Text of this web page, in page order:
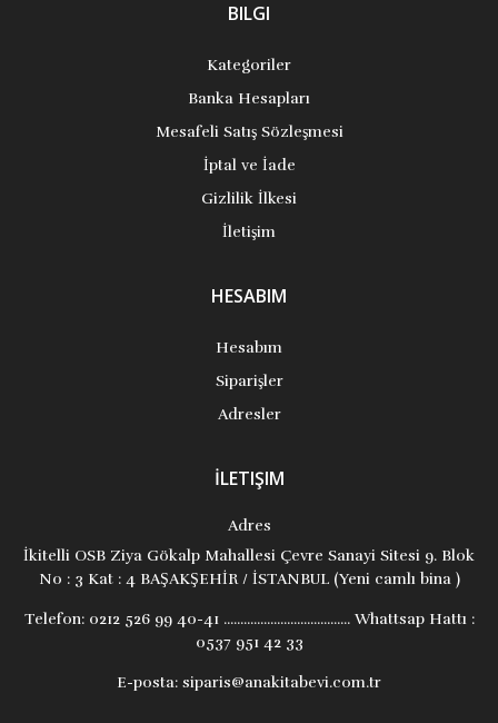
BILGI
Kategoriler
Banka Hesapları
Mesafeli Satış Sözleşmesi
İptal ve İade
Gizlilik İlkesi
İletişim
HESABIM
Hesabım
Siparişler
Adresler
İLETIŞIM
Adres
İkitelli OSB Ziya Gökalp Mahallesi Çevre Sanayi Sitesi 9. Blok
No : 3 Kat : 4 BAŞAKŞEHİR / İSTANBUL (Yeni camlı bina )
Telefon:0212 526 99 40-41 ...................................... Whattsap Hattı :
0537 951 42 33
E-posta: siparis@anakitabevi.com.tr